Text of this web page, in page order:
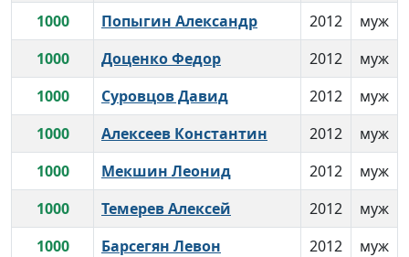
1000
Попыгин Александр 2012
муж
1000
Доценко Федор 2012
муж
1000
Суровцов Давид 2012
муж
1000
Алексеев Константин 2012
муж
1000
Мекшин Леонид 2012
муж
1000
Темерев Алексей 2012
муж
1000
Барсегян Левон 2012
муж